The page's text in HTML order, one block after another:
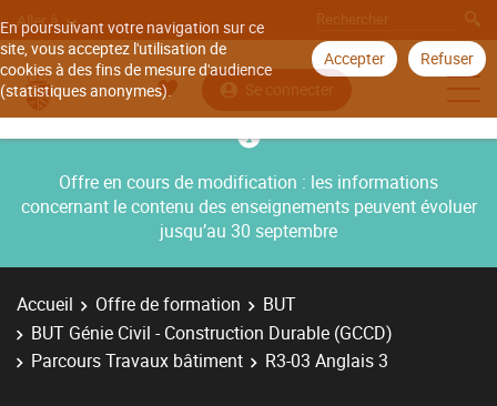
En poursuivant votre navigation sur ce
site, vous acceptez l'utilisation de
cookies à des fins de mesure d'audience
(statistiques anonymes).
Accepter Refuser
Aller à
Se connecter
Offre en cours de modification : les informations
concernant le contenu des enseignements peuvent évoluer
jusqu’au 30 septembre
Accueil Offre de formation
BUT
BUT Génie Civil - Construction Durable (GCCD)
Parcours Travaux bâtiment
R3-03 Anglais 3